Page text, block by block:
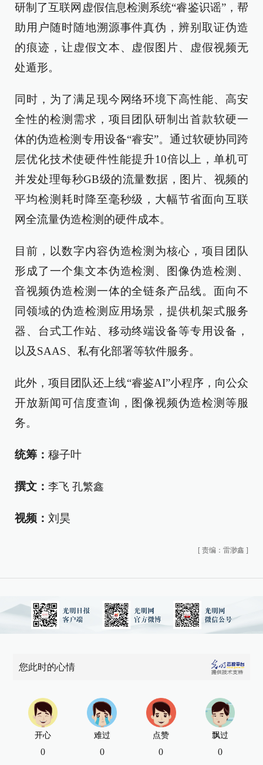
研制了互联网虚假信息检测系统“睿鉴识谣”，帮
助用户随时随地溯源事件真伪，辨别取证伪造
的痕迹，让虚假文本、虚假图片、虚假视频无
处遁形。
同时，为了满足现今网络环境下高性能、高安
全性的检测需求，项目团队研制出首款软硬一
体的伪造检测专用设备“睿安”。通过软硬协同跨
层优化技术使硬件性能提升10倍以上，单机可
并发处理每秒GB级的流量数据，图片、视频的
平均检测耗时降至毫秒级，大幅节省面向互联
网全流量伪造检测的硬件成本。
目前，以数字内容伪造检测为核心，项目团队
形成了一个集文本伪造检测、图像伪造检测、
音视频伪造检测一体的全链条产品线。面向不
同领域的伪造检测应用场景，提供机架式服务
器、台式工作站、移动终端设备等专用设备，
以及SAAS、私有化部署等软件服务。
此外，项目团队还上线“睿鉴AI”小程序，向公众
开放新闻可信度查询，图像视频伪造检测等服
务。
统筹： 穆子叶
撰文： 李飞 孔繁鑫
视频： 刘昊
[ 责编：雷渺鑫 ]
您此时的心情
开心
0
难过
0
点赞
0
飘过
0